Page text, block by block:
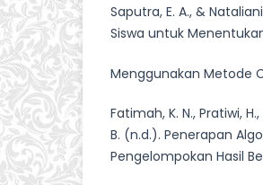
Saputra, E. A., &
Siswa untuk
Menggunakan Metode
Fatimah, K. N., Pratiwi,
B. (n.d.). Penerapan
Pengelompokan Hasil